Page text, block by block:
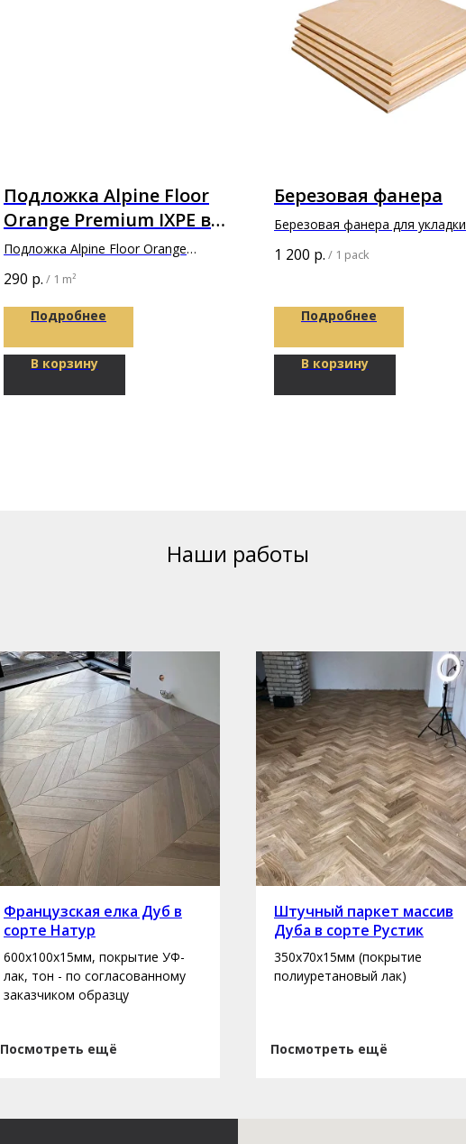
Подложка Alpine Floor
Orange Premium IXPE в
толщине 1,5мм
Подложка Alpine Floor Orange
290 р. / 1 m²
Подробнее
В корзину
Березовая фанера
Березовая фанера для укладки
1 200 р. / 1 pack
Подробнее
В корзину
Наши работы
Французская елка Дуб в
сорте Натур
600х100х15мм, покрытие УФ-
лак, тон - по согласованному
заказчиком образцу
Посмотреть ещё
Штучный паркет массив
Дуба в сорте Рустик
350х70х15мм (покрытие
полиуретановый лак)
Посмотреть ещё